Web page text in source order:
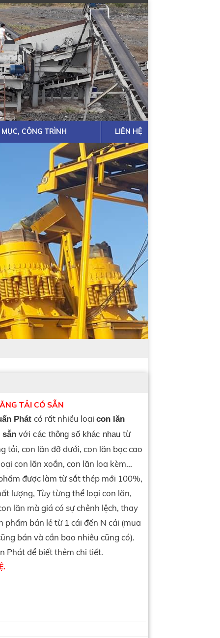
CÔNG TRÌNH LIÊN HỆ
TẢI CÓ SẴN
Phát có rất nhiều loại con lăn
sẵn với các thông số khác nhau từ
tải, con lăn đỡ dưới, con lăn bọc cao
con lăn xoắn, con lăn loa kèm...
được làm từ sắt thép mới 100%,
lượng, Tùy từng thể loại con lăn,
lăn mà giá có sự chênh lệch, thay
phẩm bán lẻ từ 1 cái đến N cái (mua
bán và cần bao nhiêu cũng có).
Phát để biết thêm chi tiết.